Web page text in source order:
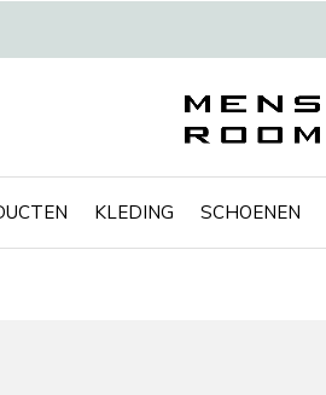
KLEDING SCHOENEN